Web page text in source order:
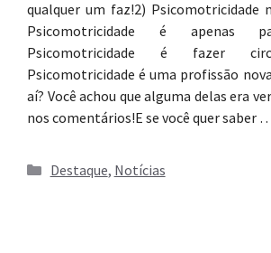
qualquer um faz!2) Psicomotricidade
Psicomotricidade é apenas
Psicomotricidade é fazer
Psicomotricidade é uma profissão
aí? Você achou que alguma delas era
nos comentários!E se você quer saber
Categorias
Destaque, Notícias